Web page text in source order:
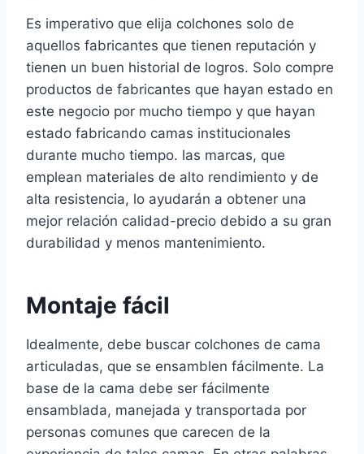
Es imperativo que elija colchones solo de
aquellos fabricantes que tienen reputación y
tienen un buen historial de logros. Solo compre
productos de fabricantes que hayan estado en
este negocio por mucho tiempo y que hayan
estado fabricando camas institucionales
durante mucho tiempo. las marcas, que
emplean materiales de alto rendimiento y de
alta resistencia, lo ayudarán a obtener una
mejor relación calidad-precio debido a su gran
durabilidad y menos mantenimiento.
Montaje fácil
Idealmente, debe buscar colchones de cama
articuladas, que se ensamblen fácilmente. La
base de la cama debe ser fácilmente
ensamblada, manejada y transportada por
personas comunes que carecen de la